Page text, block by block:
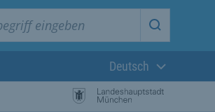
Suche
Aktuelle
Deutsch